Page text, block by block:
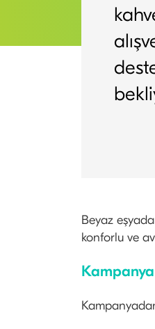
Beyaz
konforlu ve